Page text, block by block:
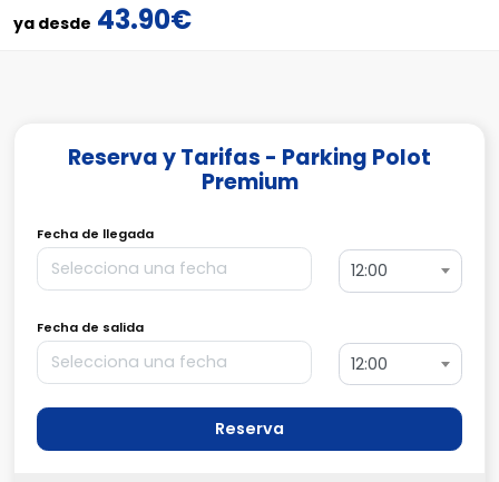
ya desde 43.90€
Reserva y Tarifas - Parking Polot
Premium
Fecha de llegada
12:00
Fecha de salida
12:00
Reserva